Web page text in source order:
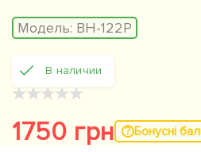
Модель: BH-122P
В наличии
★★★★★
1750 грн Бонусні